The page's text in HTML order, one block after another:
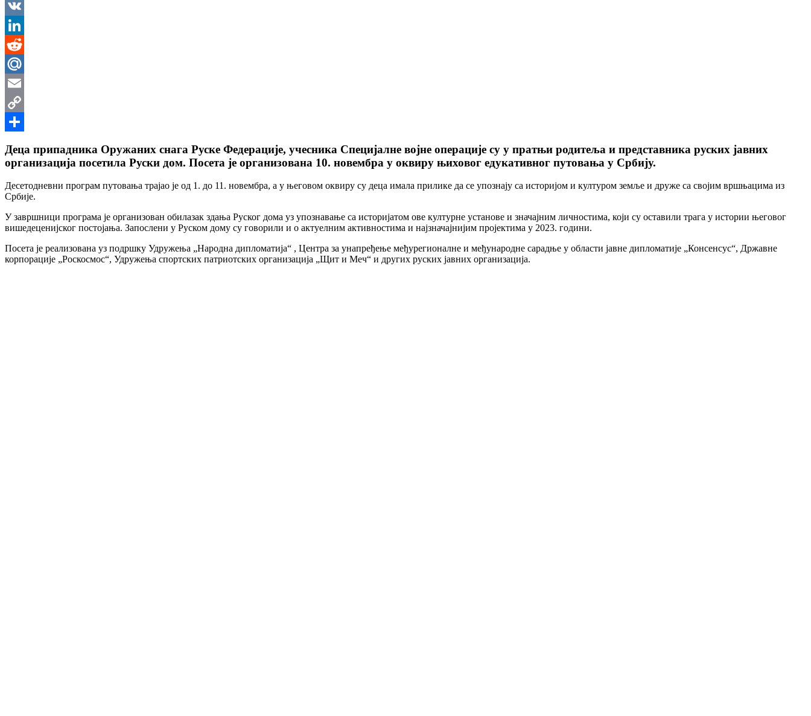
Messenger
VK
LinkedIn
Reddit
Mail.Ru
Email
Copy
Деца припадника Оружаних снага Руске Федерације, учесника Специјалне војне операције су у пратњи родитеља и представника руских јавних
организација посетила Руски дом. Посета је организована 10. новембра у оквиру њиховог едукативног путовања у Србију.
Десетодневни програм путовања трајао је од 1. до 11. новембра, а у његовом оквиру су деца имала прилике да се упознају са историјом и културом земље и друже са својим вршњацима из
Србије.
У завршници програма је организован обилазак здања Руског дома уз упознавање са историјатом ове културне установе и значајним личностима, који су оставили трага у истории његовог
вишедецениjског постоjања. Запослени у Руском дому су говорили и о актуелним активностима и најзначајнијим пројектима у 2023. години.
Посета је реализована уз подршку Удружења „Народна дипломатија“ , Центра за унапређење међурегионалне и међународне сарадње у области јавне дипломатије „Консенсус“, Државне
корпорације „Роскосмос“, Удружења спортских патриотских организација „Щит и Меч“ и других руских јавних организација.